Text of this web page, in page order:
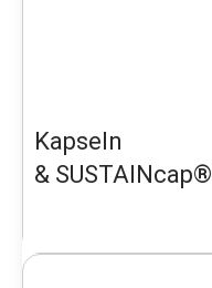
Kapseln
& SUSTAINcap®